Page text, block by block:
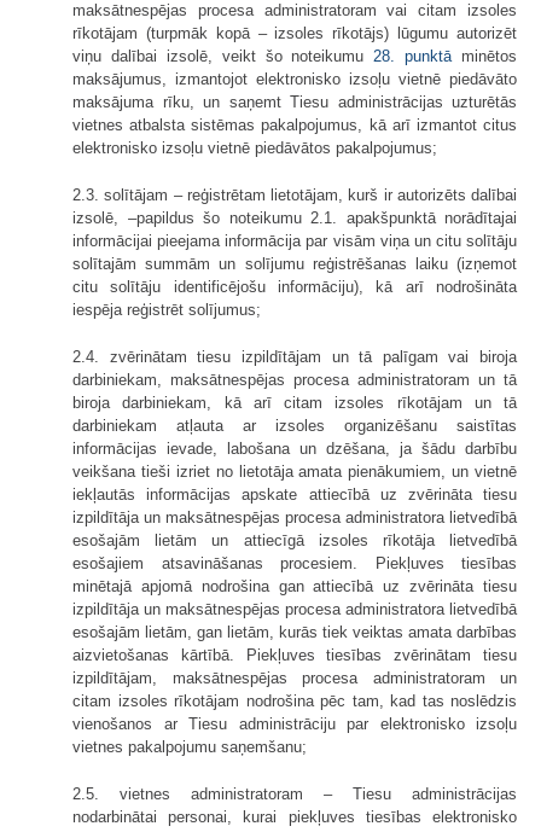
maksātnespējas procesa administratoram vai citam izsoles
rīkotājam (turpmāk kopā – izsoles rīkotājs) lūgumu autorizēt
viņu dalībai izsolē, veikt šo noteikumu28. punktāminētos
maksājumus, izmantojot elektronisko izsoļu vietnē piedāvāto
maksājuma rīku, un saņemt Tiesu administrācijas uzturētās
vietnes atbalsta sistēmas pakalpojumus, kā arī izmantot citus
elektronisko izsoļu vietnē piedāvātos pakalpojumus;
2.3. solītājam – reģistrētam lietotājam, kurš ir autorizēts dalībai
izsolē, –papildus šo noteikumu 2.1. apakšpunktā norādītajai
informācijai pieejama informācija par visām viņa un citu solītāju
solītajām summām un solījumu reģistrēšanas laiku (izņemot
citu solītāju identificējošu informāciju), kā arī nodrošināta
iespēja reģistrēt solījumus;
2.4. zvērinātam tiesu izpildītājam un tā palīgam vai biroja
darbiniekam, maksātnespējas procesa administratoram un tā
biroja darbiniekam, kā arī citam izsoles rīkotājam un tā
darbiniekam atļauta ar izsoles organizēšanu saistītas
informācijas ievade, labošana un dzēšana, ja šādu darbību
veikšana tieši izriet no lietotāja amata pienākumiem, un vietnē
iekļautās informācijas apskate attiecībā uz zvērināta tiesu
izpildītāja un maksātnespējas procesa administratora lietvedībā
esošajām lietām un attiecīgā izsoles rīkotāja lietvedībā
esošajiem atsavināšanas procesiem. Piekļuves tiesības
minētajā apjomā nodrošina gan attiecībā uz zvērināta tiesu
izpildītāja un maksātnespējas procesa administratora lietvedībā
esošajām lietām, gan lietām, kurās tiek veiktas amata darbības
aizvietošanas kārtībā. Piekļuves tiesības zvērinātam tiesu
izpildītājam, maksātnespējas procesa administratoram un
citam izsoles rīkotājam nodrošina pēc tam, kad tas noslēdzis
vienošanos ar Tiesu administrāciju par elektronisko izsoļu
vietnes pakalpojumu saņemšanu;
2.5. vietnes administratoram – Tiesu administrācijas
nodarbinātai personai, kurai piekļuves tiesības elektronisko